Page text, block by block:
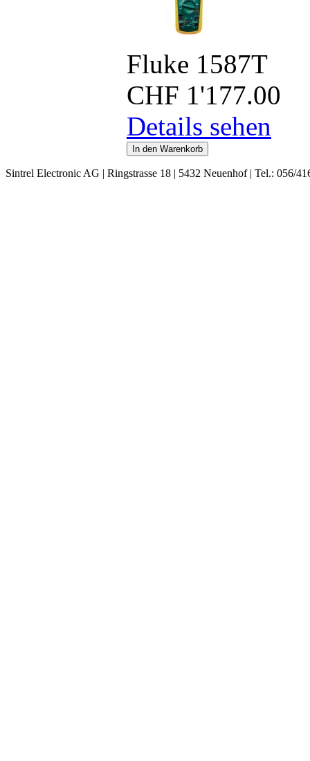
Fluke 1587T
CHF 1'177.00
Details sehen
Sintrel Electronic AG | Ringstrasse 18 | 5432 Neuenhof | Tel.: 056/